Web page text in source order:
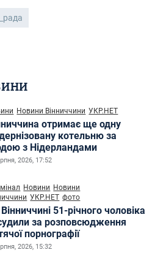
Новини Вінниччини УКР.НЕТ
отримає ще одну
котельню за
з Нідерландами
2026, 17:52
Новини Новини
УКР.НЕТ фото
51-річного чоловіка
за розповсюдження
порнографії
2026, 15:32